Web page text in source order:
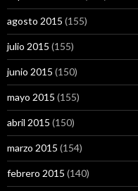
agosto 2015 (155)
julio 2015 (155)
junio 2015 (150)
mayo 2015 (155)
abril 2015 (150)
marzo 2015 (154)
febrero 2015 (140)